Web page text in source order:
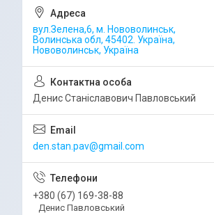
вул.Зелена,6, м. Нововолинськ,
Волинська обл, 45402. Україна,
Нововолинськ, Україна
Денис Станіславович Павловський
den.stan.pav@gmail.com
+380 (67) 169-38-88
Денис Павловський